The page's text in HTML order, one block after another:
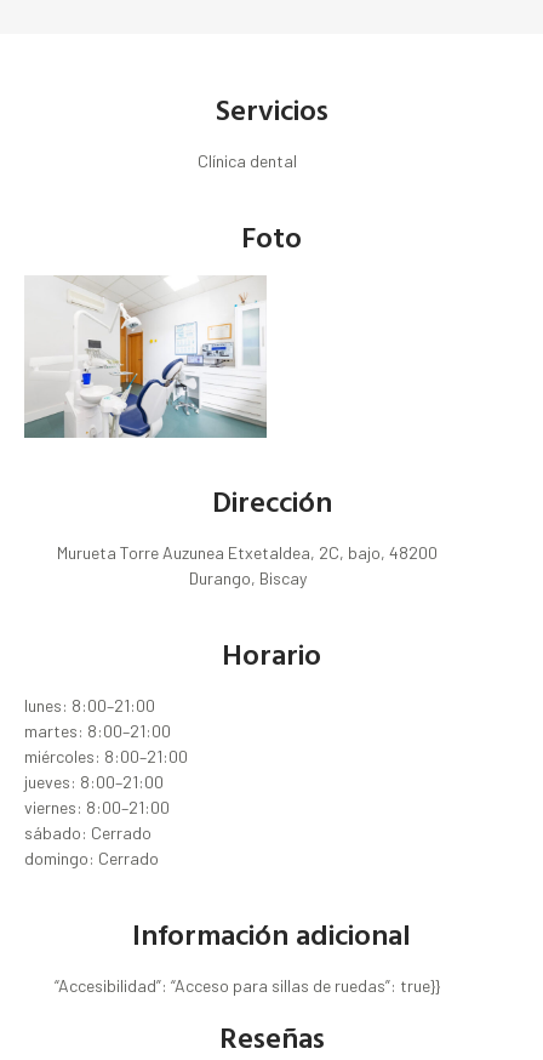
Servicios
Clínica dental
Foto
Dirección
Murueta Torre Auzunea Etxetaldea, 2C, bajo, 48200
Durango, Biscay
Horario
lunes: 8:00–21:00
martes: 8:00–21:00
miércoles: 8:00–21:00
jueves: 8:00–21:00
viernes: 8:00–21:00
sábado: Cerrado
domingo: Cerrado
Información adicional
“Accesibilidad”: “Acceso para sillas de ruedas”: true}}
Reseñas